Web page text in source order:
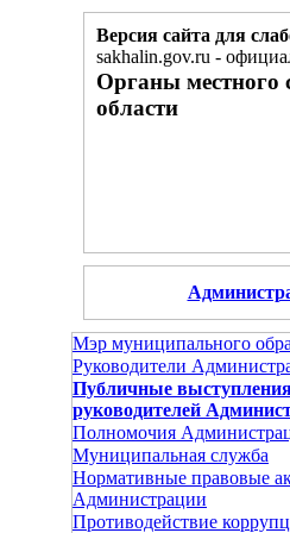
Версия сайта для
sakhalin.gov.ru -
Органы местного
области
Мэр муниципального
Руководители
Публичные
руководителей
Полномочия
Муниципальная служба
Нормативные правовые
Администрации
Противодействие